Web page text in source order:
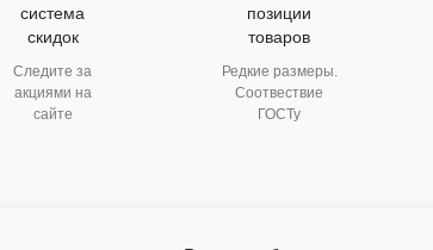
система
скидок
Следите за
акциями на
сайте
позиции
товаров
Редкие размеры.
Соотвествие
ГОСТу